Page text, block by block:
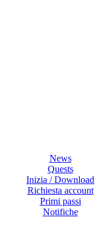
News
Quests
Inizia / Download
Richiesta account
Primi passi
Notifiche